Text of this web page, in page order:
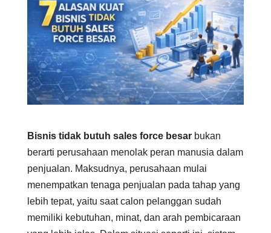
Bisnis tidak butuh sales force besarbukan
berarti perusahaan menolak peran manusia dalam
penjualan. Maksudnya, perusahaan mulai
menempatkan tenaga penjualan pada tahap yang
lebih tepat, yaitu saat calon pelanggan sudah
memiliki kebutuhan, minat, dan arah pembicaraan